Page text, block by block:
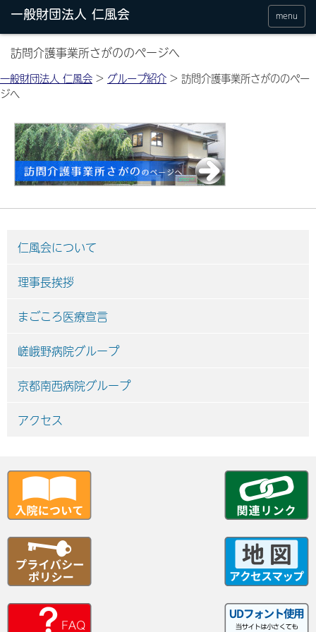
menu
訪問介護事業所さがののページへ
一般財団法人 仁風会 > グループ紹介 > 訪問介護事業所さがののペー
ジへ
仁風会について
理事長挨拶
まごころ医療宣言
嵯峨野病院グループ
京都南西病院グループ
アクセス